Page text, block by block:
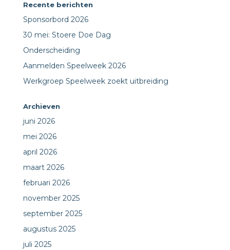
Recente berichten
Sponsorbord 2026
30 mei: Stoere Doe Dag
Onderscheiding
Aanmelden Speelweek 2026
Werkgroep Speelweek zoekt uitbreiding
Archieven
juni 2026
mei 2026
april 2026
maart 2026
februari 2026
november 2025
september 2025
augustus 2025
juli 2025